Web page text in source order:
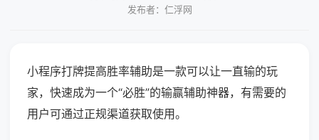
发布者：仁浮网
小程序打牌提高胜率辅助是一款可以让一直输的玩
家，快速成为一个“必胜”的输赢辅助神器，有需要的
用户可通过正规渠道获取使用。